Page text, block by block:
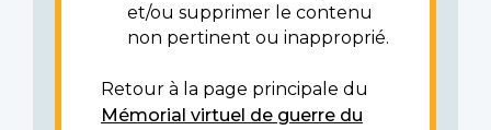
et/ou supprimer le contenu
non pertinent ou inapproprié.
Retour à la page principale du
Mémorial virtuel de guerre du